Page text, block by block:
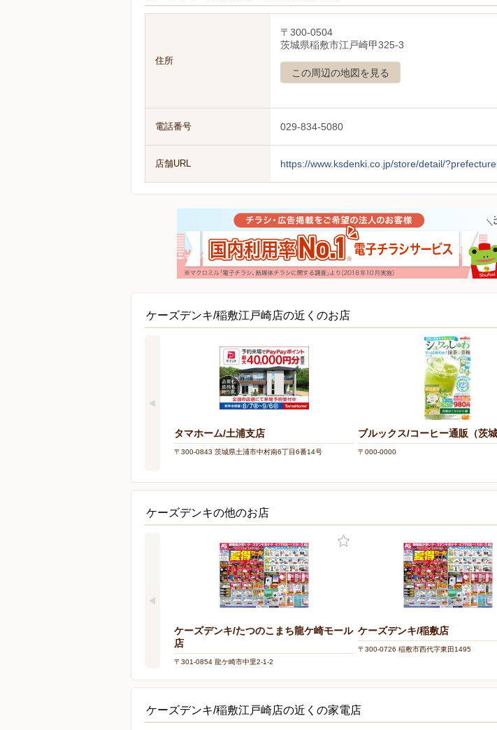
住所
〒300-0504
茨城県稲敷市江戸崎甲325-3
この周辺の地図を見る
電話番号 029-834-5080
店舗URL https://www.ksdenki.co.jp/store/detail/
ケーズデンキ/稲敷江戸崎店の近くのお店
タマホーム/土浦支店
〒300-0843 茨城県土浦市中村南6丁目6番14号
ブルックス/コーヒー通販（茨城
〒000-0000
ケーズデンキの他のお店
ケーズデンキ/たつのこまち龍ケ崎モール
店
〒301-0854 龍ケ崎市中里2-1-2
ケーズデンキ/稲敷店
〒300-0726 稲敷市西代字東田1495
ケーズデンキ/稲敷江戸崎店の近くの家電店